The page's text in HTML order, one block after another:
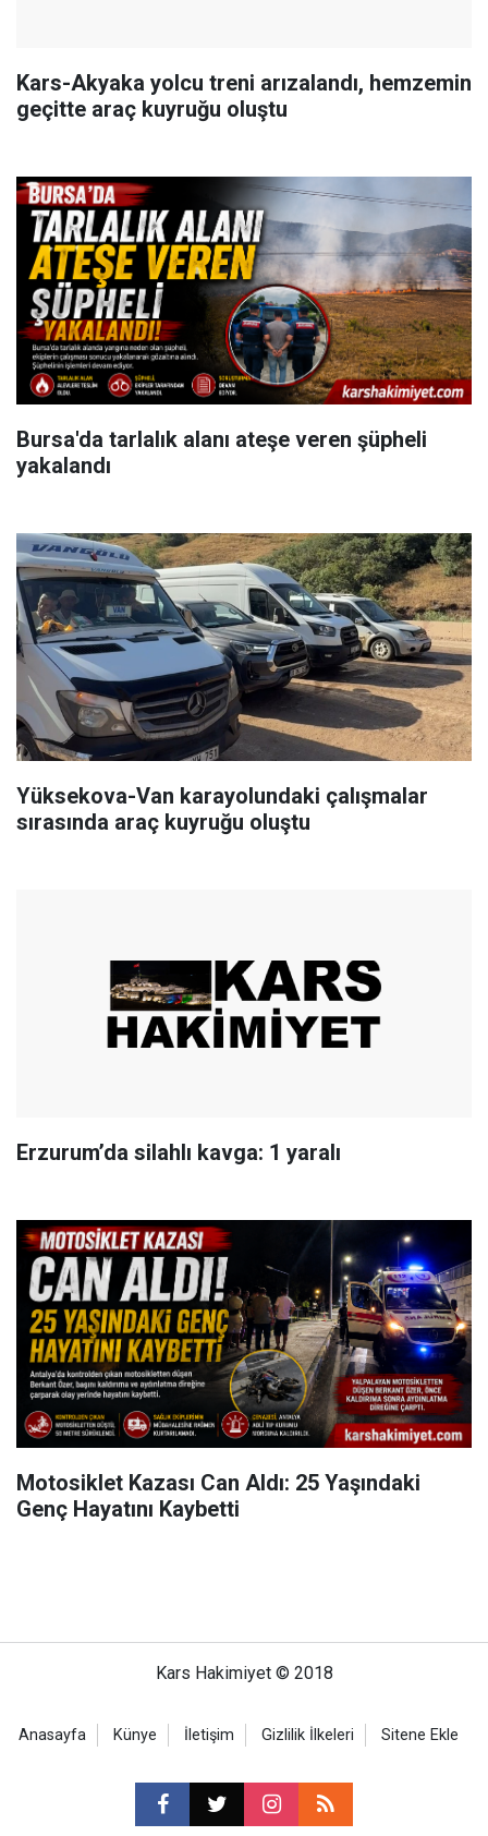
Kars-Akyaka yolcu treni arızalandı, hemzemin
geçitte araç kuyruğu oluştu
Bursa'da tarlalık alanı ateşe veren şüpheli
yakalandı
Yüksekova-Van karayolundaki çalışmalar
sırasında araç kuyruğu oluştu
Erzurum’da silahlı kavga: 1 yaralı
Motosiklet Kazası Can Aldı: 25 Yaşındaki
Genç Hayatını Kaybetti
Kars Hakimiyet © 2018
Anasayfa Künye İletişim Gizlilik İlkeleri Sitene Ekle